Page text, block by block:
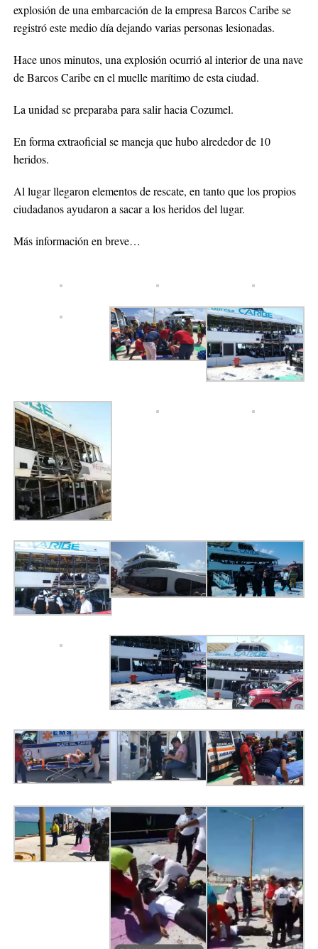
explosión de una embarcación de la empresa Barcos Caribe se
registró este medio día dejando varias personas lesionadas.
Hace unos minutos, una explosión ocurrió al interior de una nave
de Barcos Caribe en el muelle marítimo de esta ciudad.
La unidad se preparaba para salir hacia Cozumel.
En forma extraoficial se maneja que hubo alrededor de 10
heridos.
Al lugar llegaron elementos de rescate, en tanto que los propios
ciudadanos ayudaron a sacar a los heridos del lugar.
Más información en breve…